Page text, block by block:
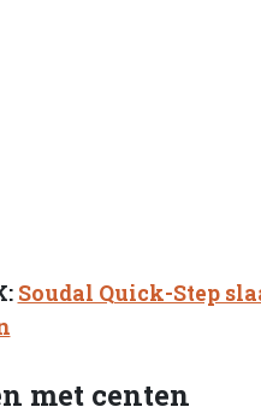
Soudal Quick-Step
met centen